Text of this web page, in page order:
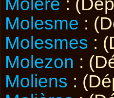
Molesme :
Molesmes :
Molezon :
Moliens :